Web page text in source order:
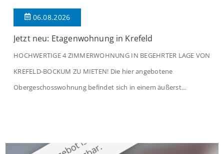
06.08.2026
Jetzt neu: Etagenwohnung in Krefeld
HOCHWERTIGE 4 ZIMMERWOHNUNG IN BEGEHRTER LAGE VON
KREFELD-BOCKUM ZU MIETEN! Die hier angebotene
Obergeschosswohnung befindet sich in einem äußerst
großzügige Räume und eine hochwertige Ausstattung, die